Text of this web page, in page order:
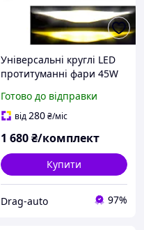
Універсальні круглі LED
протитуманні фари 45W
світло, з ДХО, 12 24v, IP67
Готово до відправки
від280₴/міс
1 680₴/комплект
Купити
Drag-auto 97%